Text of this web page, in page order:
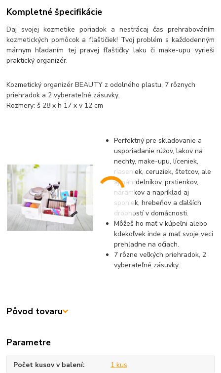
Kompletné špecifikácie
Daj svojej kozmetike poriadok a nestrácaj čas prehrabováním
kozmetických pomôcok a fľaštičiek! Tvoj problém s každodenným
márnym hľadaním tej pravej fľaštičky laku či make-upu vyrieši
praktický organizér.
Kozmetický organizér BEAUTY z odolného plastu, 7 rôznych
priehradok a 2 vyberateľné zásuvky.
Rozmery: š 28 x h 17 x v 12 cm
Perfektný pre skladovanie a
usporiadanie rúžov, lakov na
nechty, make-upu, líceniek,
riaseniek, ceruziek, štetcov, ale
aj náhrdelníkov, prstienkov,
náramkov a napríklad aj
sponiek, hrebeňov a ďalších
drobností v domácnosti.
Môžeš ho mať v kúpeľni alebo
kdekoľvek inde a mať svoje veci
prehľadne na očiach.
7 rôzne veľkých priehradok, 2
vyberateľné zásuvky.
Pôvod tovaru
Parametre
Počet kusov v balení 1 kus